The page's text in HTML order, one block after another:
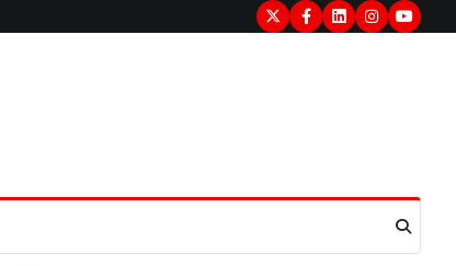
TwitterFacebook
LinkedInInstagram